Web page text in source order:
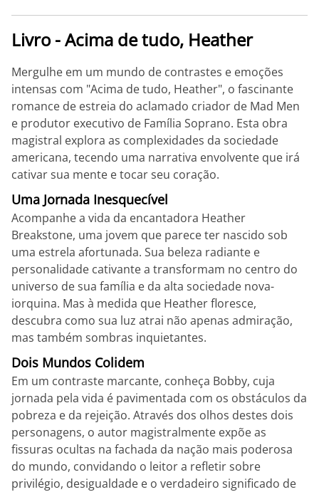
Livro - Acima de tudo, Heather
Mergulhe em um mundo de contrastes e emoções
intensas com "Acima de tudo, Heather", o fascinante
romance de estreia do aclamado criador de Mad Men
e produtor executivo de Família Soprano. Esta obra
magistral explora as complexidades da sociedade
americana, tecendo uma narrativa envolvente que irá
cativar sua mente e tocar seu coração.
Uma Jornada Inesquecível
Acompanhe a vida da encantadora Heather
Breakstone, uma jovem que parece ter nascido sob
uma estrela afortunada. Sua beleza radiante e
personalidade cativante a transformam no centro do
universo de sua família e da alta sociedade nova-
iorquina. Mas à medida que Heather floresce,
descubra como sua luz atrai não apenas admiração,
mas também sombras inquietantes.
Dois Mundos Colidem
Em um contraste marcante, conheça Bobby, cuja
jornada pela vida é pavimentada com os obstáculos da
pobreza e da rejeição. Através dos olhos destes dois
personagens, o autor magistralmente expõe as
fissuras ocultas na fachada da nação mais poderosa
do mundo, convidando o leitor a refletir sobre
privilégio, desigualdade e o verdadeiro significado de